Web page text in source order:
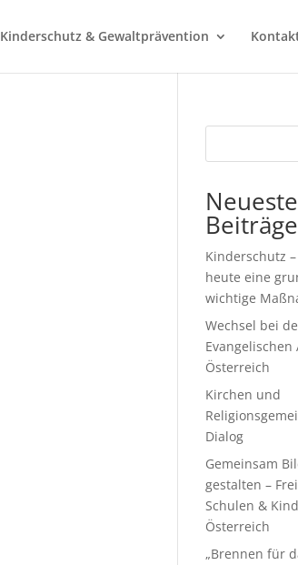
Kinderschutz & Gewaltprävention
Neueste
Beiträge
Kinderschutz
heute eine
wichtige
Wechsel bei
Evangelischen
Österreich
Kirchen und
Dialog
Gemeinsam
gestalten –
Schulen &
Österreich
„Brennen für